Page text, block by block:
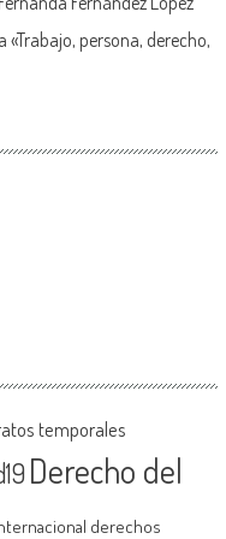
«Trabajo, persona, derecho,
temporales
Derecho del
derechos